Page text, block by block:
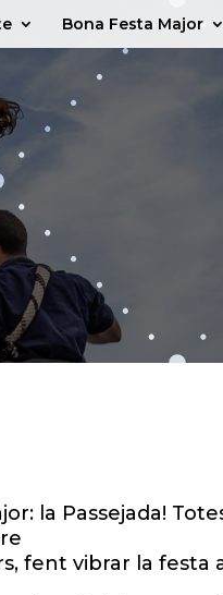
Bona Festa Major
la Passejada!
fent vibrar la festa